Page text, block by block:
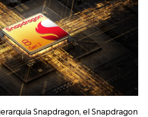
Snapdragon, el Snapdragon